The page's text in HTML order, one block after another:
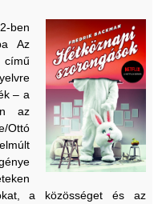
ben
Az
– a
az
Ottó
a közösséget és az